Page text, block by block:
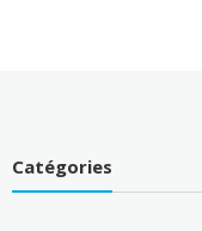
Catégories